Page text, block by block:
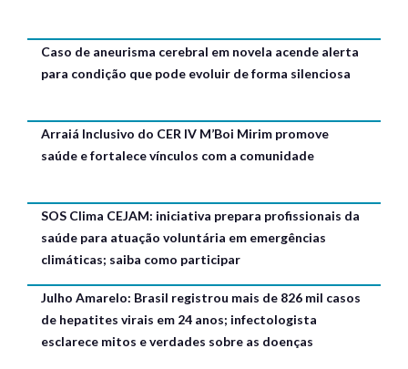
Caso de aneurisma cerebral em novela acende alerta
para condição que pode evoluir de forma silenciosa
Arraiá Inclusivo do CER IV M’Boi Mirim promove
saúde e fortalece vínculos com a comunidade
SOS Clima CEJAM: iniciativa prepara profissionais da
saúde para atuação voluntária em emergências
climáticas; saiba como participar
Julho Amarelo: Brasil registrou mais de 826 mil casos
de hepatites virais em 24 anos; infectologista
esclarece mitos e verdades sobre as doenças